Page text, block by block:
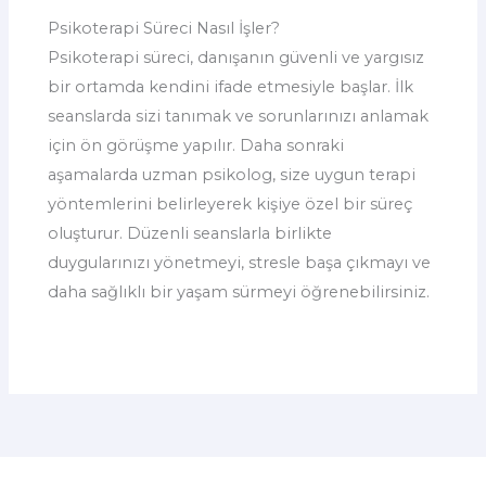
Psikoterapi Süreci Nasıl İşler?
Psikoterapi süreci, danışanın güvenli ve yargısız
bir ortamda kendini ifade etmesiyle başlar. İlk
seanslarda sizi tanımak ve sorunlarınızı anlamak
için ön görüşme yapılır. Daha sonraki
aşamalarda uzman psikolog, size uygun terapi
yöntemlerini belirleyerek kişiye özel bir süreç
oluşturur. Düzenli seanslarla birlikte
duygularınızı yönetmeyi, stresle başa çıkmayı ve
daha sağlıklı bir yaşam sürmeyi öğrenebilirsiniz.